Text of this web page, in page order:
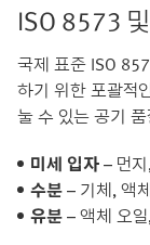
ISO 8573
국제 표준 ISO
하기 위한 포괄적
눌 수 있는 공기
미세 입자– 먼
수분– 기체, 액
유분– 액체 오